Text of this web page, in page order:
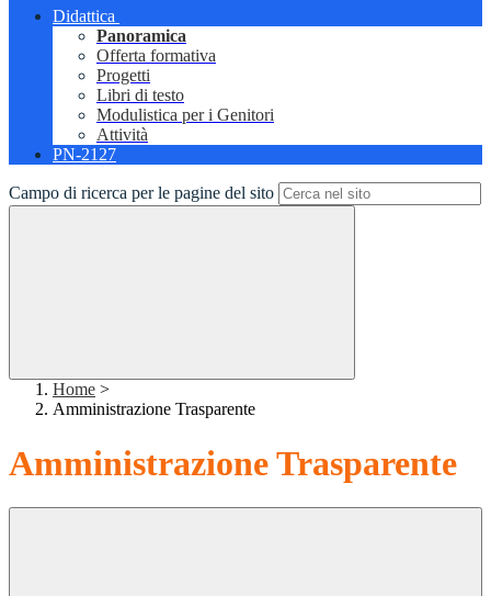
Didattica
Panoramica
Offerta formativa
Progetti
Libri di testo
Modulistica per i Genitori
Attività
PN-2127
Campo di ricerca per le pagine del sito
Home >
Amministrazione Trasparente
Amministrazione Trasparente